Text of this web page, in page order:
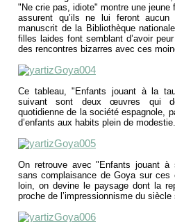
"Ne crie pas, idiote" montre une
assurent qu’ils ne lui feront
manuscrit de la Bibliothèque
filles laides font semblant d’avoir
des rencontres bizarres avec ces
Ce tableau, "Enfants jouant à la
suivant sont deux œuvres qui
quotidienne de la société espagnole,
d’enfants aux habits plein de modestie.
On retrouve avec "Enfants jouant à
sans complaisance de Goya sur ces
loin, on devine le paysage dont la
proche de l’impressionnisme du